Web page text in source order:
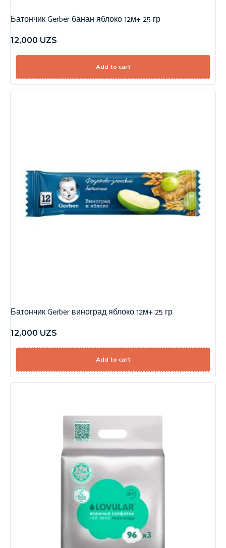
Батончик Gerber банан яблоко 12м+ 25 гр
12,000 UZS
Add to cart
Батончик Gerber виноград яблоко 12м+ 25 гр
12,000 UZS
Add to cart